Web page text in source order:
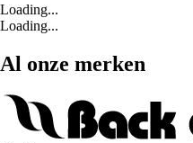
Loading...
Loading...
Al onze merken